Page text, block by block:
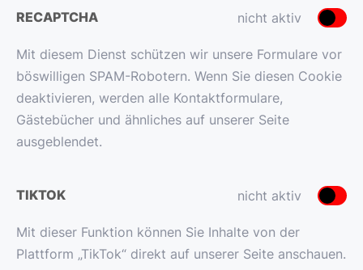
RECAPTCHA nicht aktiv
Mit diesem Dienst schützen wir unsere Formulare vor
böswilligen SPAM-Robotern. Wenn Sie diesen Cookie
deaktivieren, werden alle Kontaktformulare,
Gästebücher und ähnliches auf unserer Seite
ausgeblendet.
TIKTOK nicht aktiv
Mit dieser Funktion können Sie Inhalte von der
Plattform „TikTok“ direkt auf unserer Seite anschauen.